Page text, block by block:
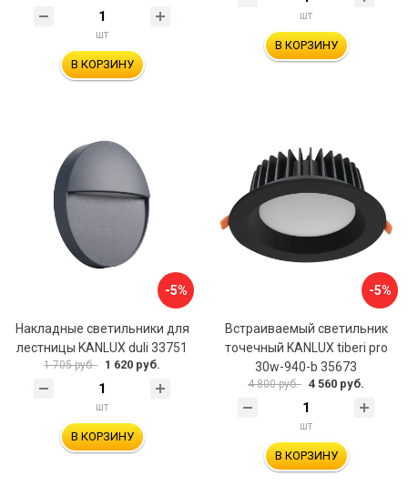
шт
В КОРЗИНУ
шт
В КОРЗИНУ
-5%
Накладные светильники для
лестницы KANLUX duli 33751
1 705 руб. 1 620 руб.
шт
В КОРЗИНУ
-5%
Встраиваемый светильник
точечный KANLUX tiberi pro
30w-940-b 35673
4 800 руб. 4 560 руб.
шт
В КОРЗИНУ